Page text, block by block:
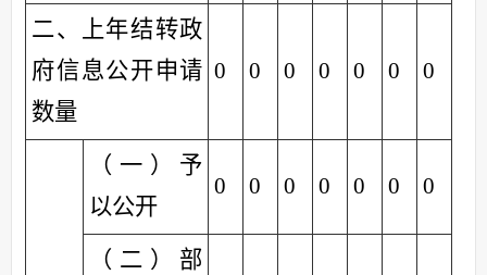
二、上年结转政
府信息公开申请
数量
0 0 0 0 0 0 0
（一）予
以公开
0 0 0 0 0 0 0
（二）部